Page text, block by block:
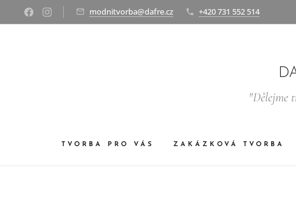
modnitvorba@dafre.cz +420 731 552 514
"Dělejme
TVORBA PRO VÁS ZAKÁZKOVÁ TVORBA